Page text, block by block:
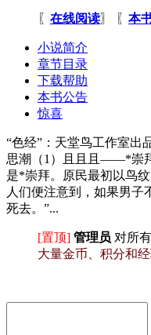
〖 在线阅读〗 〖 本
小说简介
章节目录
下载帮助
本书公告
惊喜
“色经”：天堂鸟工作室出
思潮（1）且且且——*崇
是*崇拜。原民最初以鸟
人们便注意到，如果男
死去。”...
[置顶] 管理员 对所
大量金币、积分和